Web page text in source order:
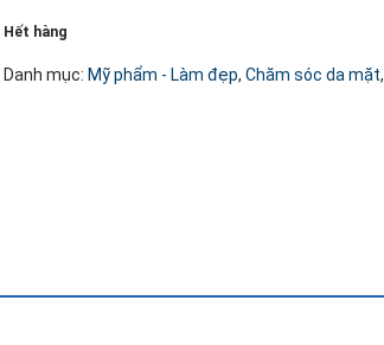
Hết hàng
Danh mục: Mỹ phẩm - Làm đẹp, Chăm sóc da mặt,